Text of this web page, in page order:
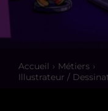
Accueil
Métiers
Illustrateur /